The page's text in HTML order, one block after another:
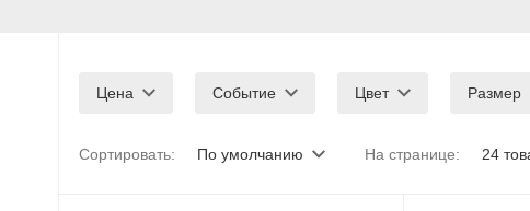
Цена Событие Цвет Размер
Сортировать: По умолчанию На странице: 24